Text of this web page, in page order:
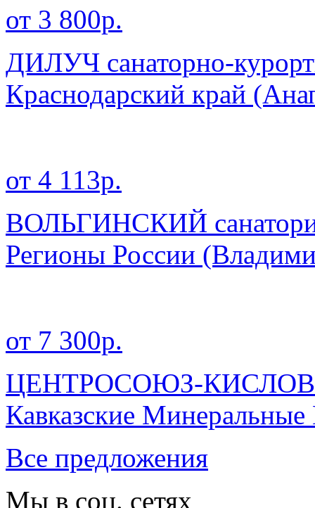
от 3 800р.
ДИЛУЧ санаторно-
Краснодарский край
от 4 113р.
ВОЛЬГИНСКИЙ
Регионы России
от 7 300р.
ЦЕНТРОСОЮЗ-
Кавказские
Все предложения
Мы в соц. сетях